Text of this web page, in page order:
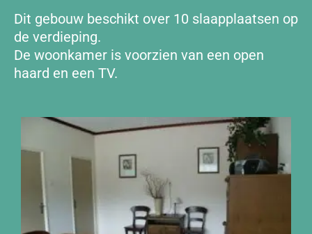
Dit gebouw beschikt over 10 slaapplaatsen op
de verdieping.
De woonkamer is voorzien van een open
haard en een TV.